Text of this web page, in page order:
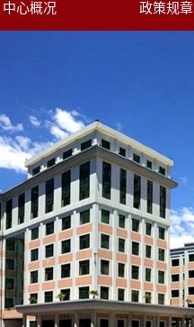
中心概况 政策规章